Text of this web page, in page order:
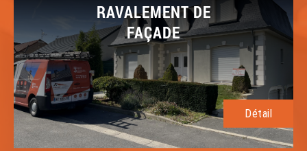
RAVALEMENT DE
FAÇADE
Détail